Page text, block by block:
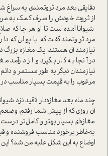
دقایقی بعد مرد ثروتمندی به سراغ
از ثروت خودش را صرف کمک به
شیوانا آمده است تا او هر جا که
مرد ثروتمند گفت که با پولی که
نیازمند آن هستند، یک مغازه بزرگ
در آنجا به کار بگیرد و از
نیازمندان دیگر به طور مستمر و
مرغوب را به قیمت بسیار مناسب در
چند ماه بعد مغازه‌دار لاقید نزد
آن روزی که از پیش شما رفتم،
مغازه‌ای بسیار بهتر و کامل‌تر
به‌خاطر برخورد مناسب فروشنده و
اوضاع به این شکل علیه من شد؟